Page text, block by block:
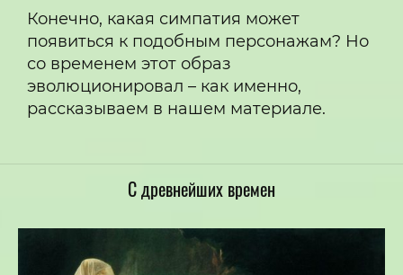
Конечно, какая симпатия может
появиться к подобным персонажам? Но
со временем этот образ
эволюционировал – как именно,
рассказываем в нашем материале.
С древнейших времен